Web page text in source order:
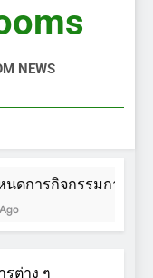
NEWS
นดการกิจกรรมการเดิ
รต่าง ๆ